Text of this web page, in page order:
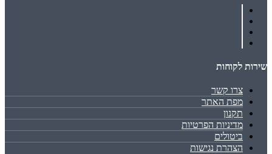
שירות לקוחות
צרו קשר
מפת האתר
תקנון
מדיניות הפרטיות
ביטולים
הצהרת נגישות